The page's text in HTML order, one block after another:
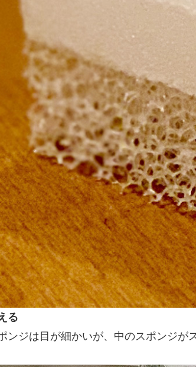
る
ンジは目が細かいが、中のスポンジが